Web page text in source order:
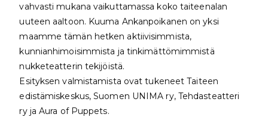
vahvasti mukana vaikuttamassa koko taiteenalan
uuteen aaltoon. Kuuma Ankanpoikanen on yksi
maamme tämän hetken aktiivisimmista,
kunnianhimoisimmista ja tinkimättömimmistä
nukketeatterin tekijöistä.
Esityksen valmistamista ovat tukeneet Taiteen
edistämiskeskus, Suomen UNIMA ry, Tehdasteatteri
ry ja Aura of Puppets.